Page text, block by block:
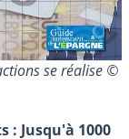
se réalise ©
: Jusqu'à 1000